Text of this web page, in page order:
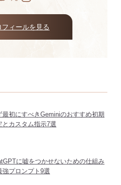
ィールを見る
最初にすべきGeminiのおすすめ初期
とカスタム指示7選
に嘘をつかせないための仕組み
強プロンプト9選